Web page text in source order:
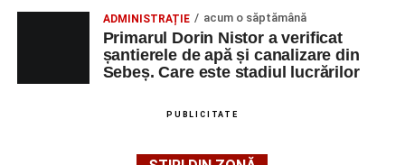
Urmărește-ne pe Google News
Ultimele știri din Sebeș
Femeie de 66 de ani, transportată în stare gravă la
strada Dorobanți din Sebeș
ADMINISTRAȚIE acum o săptămână
Primarul Dorin Nistor a verificat
șantierele de apă și canalizare din
Sebeș. Care este stadiul lucrărilor
PUBLICITATE